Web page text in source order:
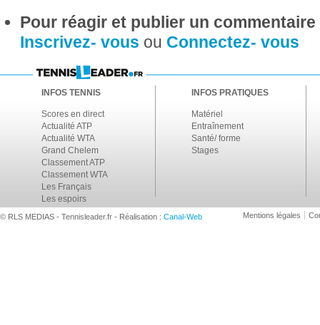
Pour réagir et publier un
Inscrivez- vous ou Connectez- vous
INFOS TENNIS
Scores en direct
Actualité ATP
Actualité WTA
Grand Chelem
Classement ATP
Classement WTA
Les Français
Les espoirs
INFOS PRATIQUES
Matériel
Entraînement
Santé/ forme
Stages
© RLS MEDIAS - Tennisleader.fr - Réalisation : Canal-Web Mentions légales